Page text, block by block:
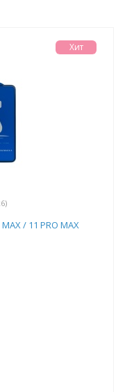
Хит
/ 11 PRO MAX